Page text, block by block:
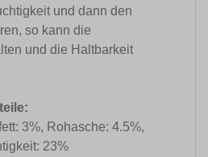
und dann den
so kann die
und die Haltbarkeit
3%, Rohasche: 4.5%,
23%